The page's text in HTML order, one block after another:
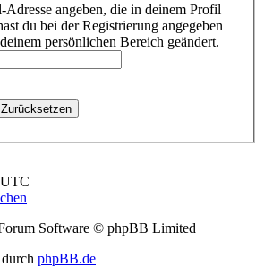
angeben, die in deinem Profil
du bei der Registrierung angegeben
persönlichen Bereich geändert.
UTC
Software © phpBB Limited
phpBB.de